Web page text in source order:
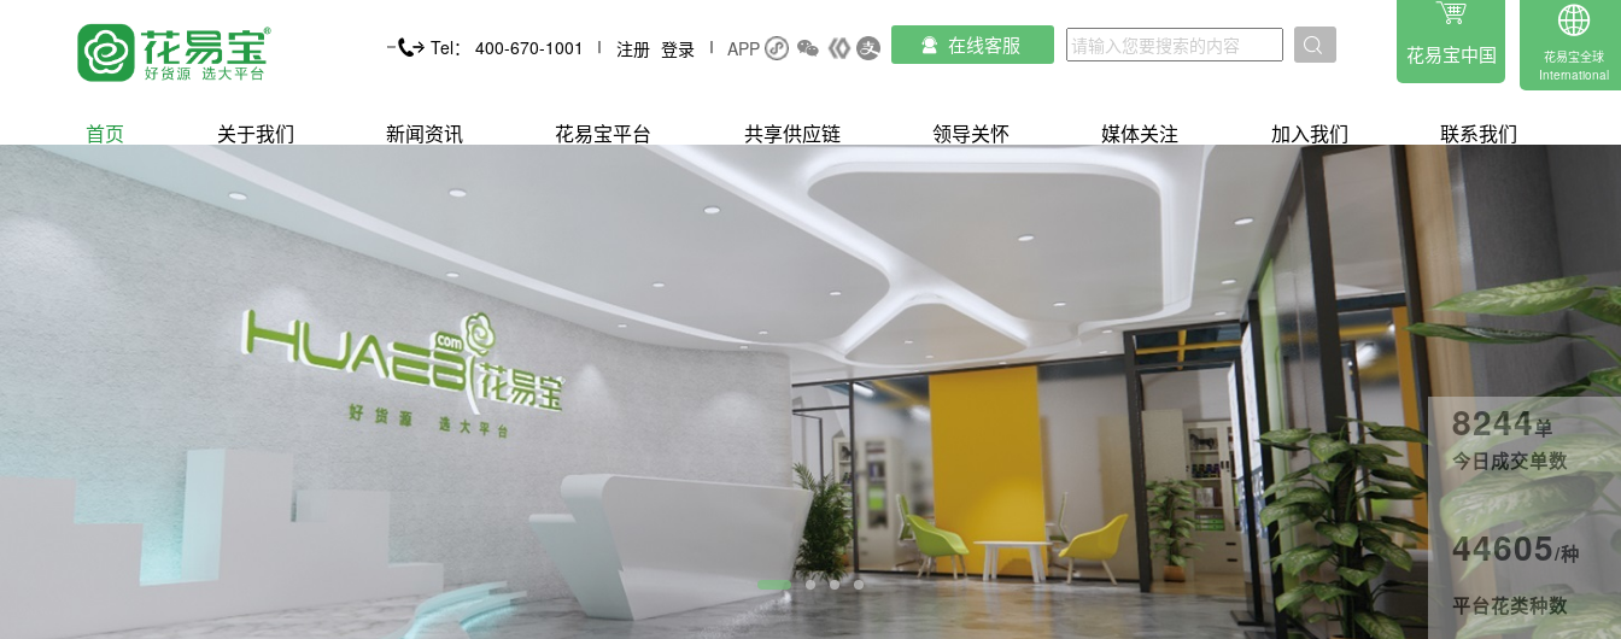
Tel： 400-670-1001 注册 登录 APP 在线客服 花易宝中国
花易宝全球
International
首页 关于我们 新闻资讯 花易宝平台 共享供应链 领导关怀 媒体关注 加入我们 联系我们
8244单
今日成交单数
44605/种
平台花类种数